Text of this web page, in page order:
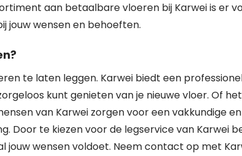
aan betaalbare vloeren bij Karwei is er
jouw wensen en behoeften.
te laten leggen. Karwei biedt een
kunt genieten van je nieuwe vloer. Of
van Karwei zorgen voor een vakkundige
Door te kiezen voor de legservice van Karwei
jouw wensen voldoet. Neem contact op met